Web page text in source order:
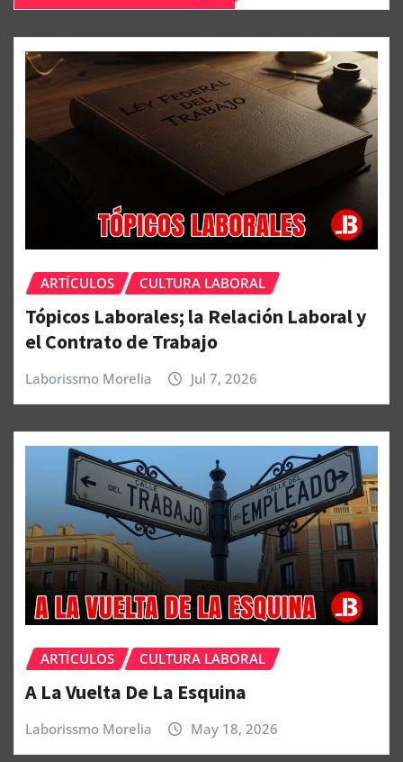
ARTÍCULOS CULTURA LABORAL
Tópicos Laborales; la Relación Laboral y
el Contrato de Trabajo
Laborissmo Morelia Jul 7, 2026
ARTÍCULOS CULTURA LABORAL
A La Vuelta De La Esquina
Laborissmo Morelia May 18, 2026